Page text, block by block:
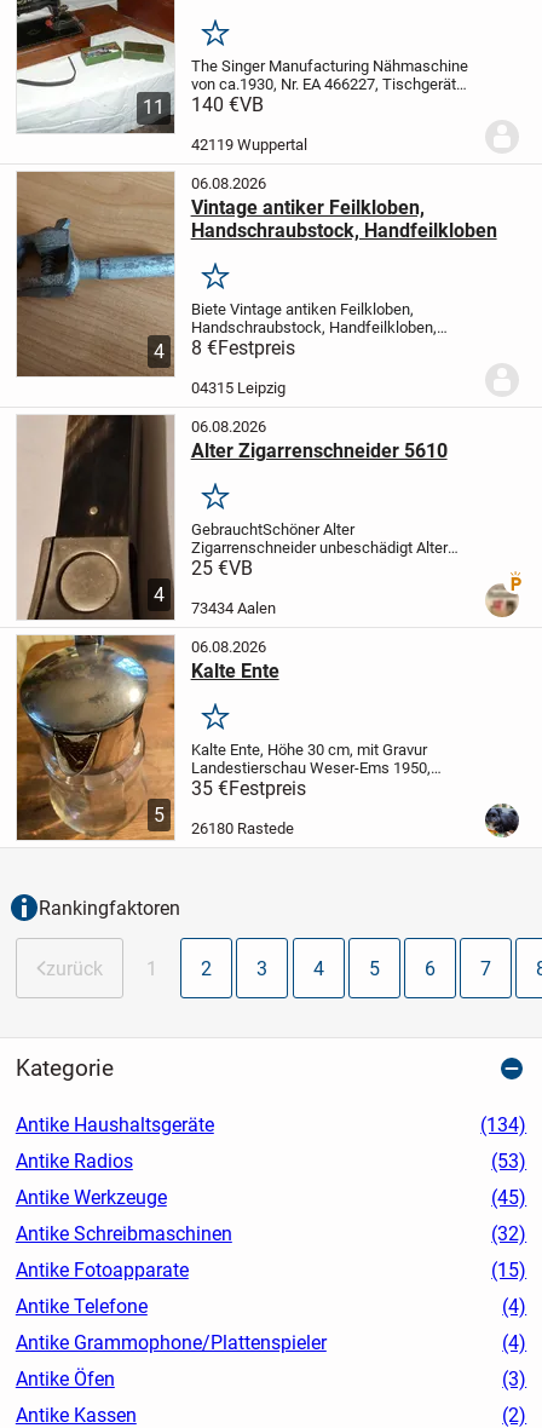
11
Merken
The Singer Manufacturing Nähmaschine
von ca.1930, Nr. EA 466227, Tischgerät
mit Elektroantrieb funktionsfähig,
Karton,Betriebsanleitung vorhanden.
Privatverkauf wie nach...
140 €VB
42119 Wuppertal
4
06.08.2026
Vintage antiker Feilkloben,
Handschraubstock, Handfeilkloben
Merken
Biete Vintage antiken Feilkloben,
Handschraubstock, Handfeilkloben,
Schraubzwinge, Spannbacke, DDR
Werkzeug
gebrauchten Zustand, mit Alters- und
Gebrauchsspuren.
8 €Festpreis
04315 Leipzig
4
06.08.2026
Alter Zigarrenschneider 5610
Merken
GebrauchtSchöner Alter
Zigarrenschneider unbeschädigt Alter
Zigarrenschneider mit der Nummer :
Garantie oder Gewährleistung
25 €VB
73434 Aalen
5
06.08.2026
Kalte Ente
Merken
Kalte Ente, Höhe 30 cm, mit Gravur
Landestierschau Weser-Ems 1950,
Ehrenpreis der Molkerei Ahlhorn. Alles in
einem Tadellosen Zustand.
35 €Festpreis
26180 Rastede
Rankingfaktoren
zurück 1 2 3 4 5 6 7
Kategorie
Antike Haushaltsgeräte
(134)
Antike Radios
(53)
Antike Werkzeuge
(45)
Antike Schreibmaschinen
(32)
Antike Fotoapparate
(15)
Antike Telefone
(4)
Antike Grammophone/Plattenspieler
(4)
Antike Öfen
(3)
Antike Kassen
(2)